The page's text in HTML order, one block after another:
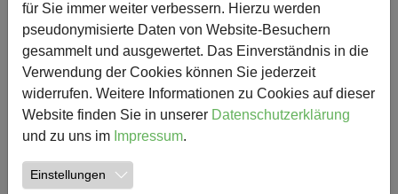
Schulwegsbegehung am
Standort Süd
für Sie immer weiter verbessern. Hierzu werden
pseudonymisierte Daten von Website-Besuchern
gesammelt und ausgewertet. Das Einverständnis in die
Verwendung der Cookies können Sie jederzeit
widerrufen. Weitere Informationen zu Cookies auf dieser
Website finden Sie in unserer Datenschutzerklärung
und zu uns im Impressum.
Einstellungen